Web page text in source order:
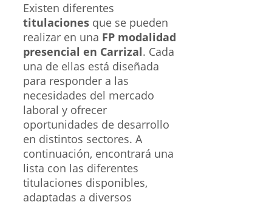
Existen diferentes
titulaciones que se pueden
realizar en una FP modalidad
presencial en Carrizal. Cada
una de ellas está diseñada
para responder a las
necesidades del mercado
laboral y ofrecer
oportunidades de desarrollo
en distintos sectores. A
continuación, encontrará una
lista con las diferentes
titulaciones disponibles,
adaptadas a diversos